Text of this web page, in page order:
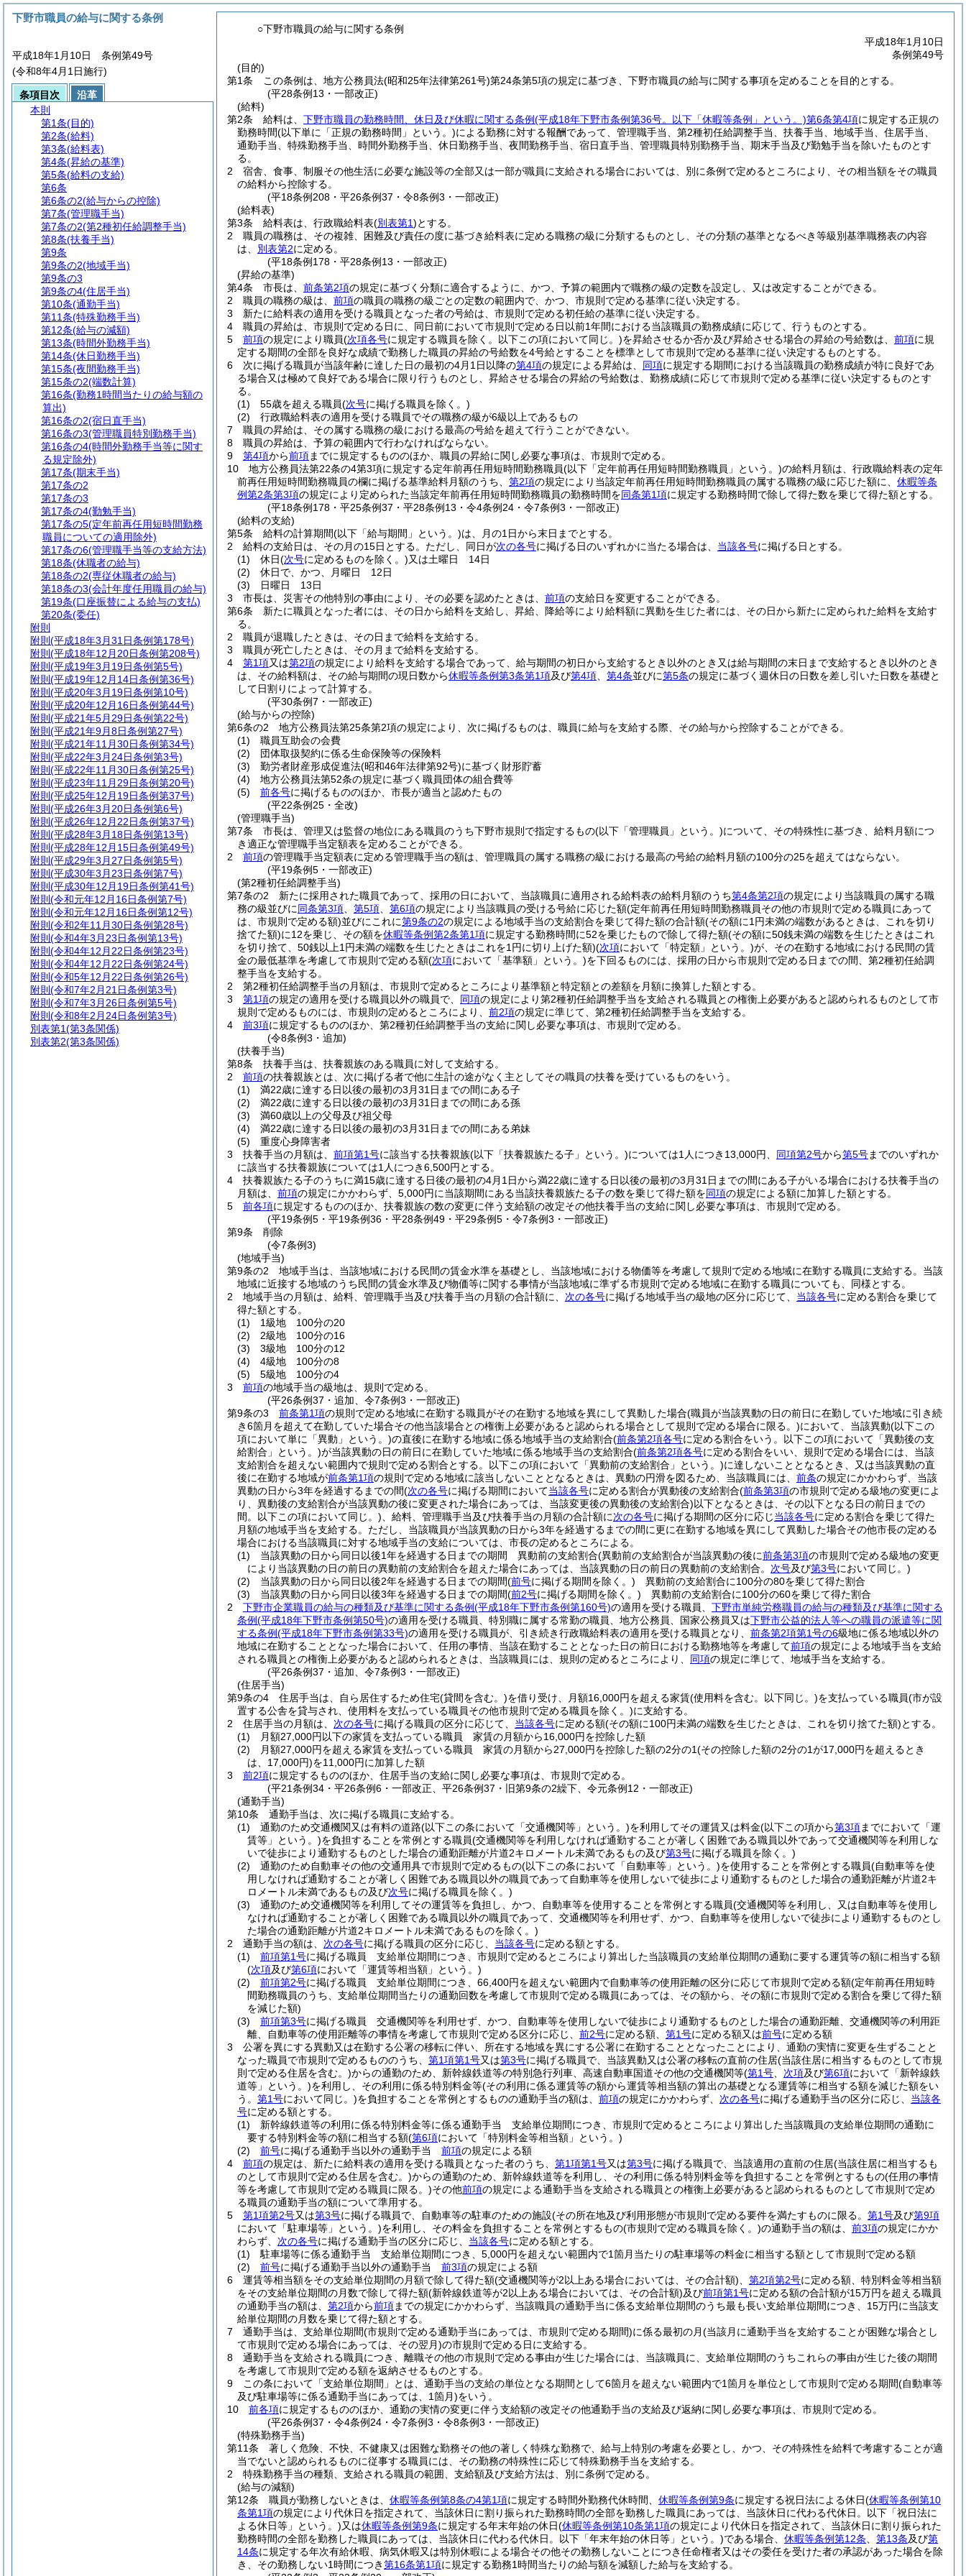
○下野市職員の給与に関する条例
平成18年1月10日
条例第49号
(目的)
第1条
この条例は、地方公務員法(昭和25年法律第261号)第24条第5項の規定に基づき、下野市職員の給与に関する事項を定めることを目的とする。
(平28条例13・一部改正)
(給料)
第2条
給料は、 下野市職員の勤務時間、休日及び休暇に関する条例(平成18年下野市条例第36号。以下「休暇等条例」という。)第6条第4項に規定する正規の
勤務時間(以下単に「正規の勤務時間」という。)による勤務に対する報酬であって、管理職手当、第2種初任給調整手当、扶養手当、地域手当、住居手当、
通勤手当、特殊勤務手当、時間外勤務手当、休日勤務手当、夜間勤務手当、宿日直手当、管理職員特別勤務手当、期末手当及び勤勉手当を除いたものとす
る。
2
宿舎、食事、制服その他生活に必要な施設等の全部又は一部が職員に支給される場合においては、別に条例で定めるところにより、その相当額をその職員
の給料から控除する。
(平18条例208・平26条例37・令8条例3・一部改正)
(給料表)
第3条
給料表は、行政職給料表(別表第1)とする。
2
職員の職務は、その複雑、困難及び責任の度に基づき給料表に定める職務の級に分類するものとし、その分類の基準となるべき等級別基準職務表の内容
は、 別表第2に定める。
(平18条例178・平28条例13・一部改正)
(昇給の基準)
第4条
市長は、 前条第2項の規定に基づく分類に適合するように、かつ、予算の範囲内で職務の級の定数を設定し、又は改定することができる。
2
職員の職務の級は、 前項の職員の職務の級ごとの定数の範囲内で、かつ、市規則で定める基準に従い決定する。
3
新たに給料表の適用を受ける職員となった者の号給は、市規則で定める初任給の基準に従い決定する。
4
職員の昇給は、市規則で定める日に、同日前において市規則で定める日以前1年間における当該職員の勤務成績に応じて、行うものとする。
5
前項の規定により職員(次項各号に規定する職員を除く。以下この項において同じ。)を昇給させるか否か及び昇給させる場合の昇給の号給数は、 前項に規
定する期間の全部を良好な成績で勤務した職員の昇給の号給数を4号給とすることを標準として市規則で定める基準に従い決定するものとする。
6
次に掲げる職員が当該年齢に達した日の最初の4月1日以降の第4項の規定による昇給は、 同項に規定する期間における当該職員の勤務成績が特に良好であ
る場合又は極めて良好である場合に限り行うものとし、昇給させる場合の昇給の号給数は、勤務成績に応じて市規則で定める基準に従い決定するものとす
る。
(1)
55歳を超える職員(次号に掲げる職員を除く。)
(2)
行政職給料表の適用を受ける職員でその職務の級が6級以上であるもの
7
職員の昇給は、その属する職務の級における最高の号給を超えて行うことができない。
8
職員の昇給は、予算の範囲内で行わなければならない。
9
第4項から前項までに規定するもののほか、職員の昇給に関し必要な事項は、市規則で定める。
10
地方公務員法第22条の4第3項に規定する定年前再任用短時間勤務職員(以下「定年前再任用短時間勤務職員」という。)の給料月額は、行政職給料表の定年
前再任用短時間勤務職員の欄に掲げる基準給料月額のうち、 第2項の規定により当該定年前再任用短時間勤務職員の属する職務の級に応じた額に、 休暇等条
例第2条第3項の規定により定められた当該定年前再任用短時間勤務職員の勤務時間を同条第1項に規定する勤務時間で除して得た数を乗じて得た額とする。
(平18条例178・平25条例37・平28条例13・令4条例24・令7条例3・一部改正)
(給料の支給)
第5条
給料の計算期間(以下「給与期間」という。)は、月の1日から末日までとする。
2
給料の支給日は、その月の15日とする。 ただし、同日が次の各号に掲げる日のいずれかに当たる場合は、 当該各号に掲げる日とする。
(1)
休日(次号に定めるものを除く。)又は土曜日 14日
(2)
休日で、かつ、月曜日 12日
(3)
日曜日 13日
3
市長は、災害その他特別の事由により、その必要を認めたときは、 前項の支給日を変更することができる。
第6条
新たに職員となった者には、その日から給料を支給し、昇給、降給等により給料額に異動を生じた者には、その日から新たに定められた給料を支給す
る。
2
職員が退職したときは、その日まで給料を支給する。
3
職員が死亡したときは、その月まで給料を支給する。
4
第1項又は第2項の規定により給料を支給する場合であって、給与期間の初日から支給するとき以外のとき又は給与期間の末日まで支給するとき以外のとき
は、その給料額は、その給与期間の現日数から休暇等条例第3条第1項及び第4項 第4条並びに第5条の規定に基づく週休日の日数を差し引いた日数を基礎と
して日割りによって計算する。
(平30条例7・一部改正)
(給与からの控除)
第6条の2
地方公務員法第25条第2項の規定により、次に掲げるものは、職員に給与を支給する際、その給与から控除することができる。
(1)
職員互助会の会費
(2)
団体取扱契約に係る生命保険等の保険料
(3)
勤労者財産形成促進法(昭和46年法律第92号)に基づく財形貯蓄
(4)
地方公務員法第52条の規定に基づく職員団体の組合費等
(5)
前各号に掲げるもののほか、市長が適当と認めたもの
(平22条例25・全改)
(管理職手当)
第7条
市長は、管理又は監督の地位にある職員のうち下野市規則で指定するもの(以下「管理職員」という。)について、その特殊性に基づき、給料月額につ
き適正な管理職手当定額表を定めることができる。
2
前項の管理職手当定額表に定める管理職手当の額は、管理職員の属する職務の級における最高の号給の給料月額の100分の25を超えてはならない。
(平19条例5・一部改正)
(第2種初任給調整手当)
第7条の2
新たに採用された職員であって、採用の日において、当該職員に適用される給料表の給料月額のうち第4条第2項の規定により当該職員の属する職
務の級並びに同条第3項 第5項 第6項の規定により当該職員の受ける号給に応じた額(定年前再任用短時間勤務職員その他の市規則で定める職員にあって
は、市規則で定める額)並びにこれに第9条の2の規定による地域手当の支給割合を乗じて得た額の合計額(その額に1円未満の端数があるときは、これを切り
捨てた額)に12を乗じ、その額を休暇等条例第2条第1項に規定する勤務時間に52を乗じたもので除して得た額(その額に50銭未満の端数を生じたときはこれ
を切り捨て、50銭以上1円未満の端数を生じたときはこれを1円に切り上げた額)(次項において「特定額」という。)が、その在勤する地域における民間の賃
金の最低基準を考慮して市規則で定める額(次項において「基準額」という。)を下回るものには、採用の日から市規則で定める日までの間、第2種初任給調
整手当を支給する。
2
第2種初任給調整手当の月額は、市規則で定めるところにより基準額と特定額との差額を月額に換算した額とする。
3
第1項の規定の適用を受ける職員以外の職員で、 同項の規定により第2種初任給調整手当を支給される職員との権衡上必要があると認められるものとして市
規則で定めるものには、市規則の定めるところにより、 前2項の規定に準じて、第2種初任給調整手当を支給する。
4
前3項に規定するもののほか、第2種初任給調整手当の支給に関し必要な事項は、市規則で定める。
(令8条例3・追加)
(扶養手当)
第8条
扶養手当は、扶養親族のある職員に対して支給する。
2
前項の扶養親族とは、次に掲げる者で他に生計の途がなく主としてその職員の扶養を受けているものをいう。
(1)
満22歳に達する日以後の最初の3月31日までの間にある子
(2)
満22歳に達する日以後の最初の3月31日までの間にある孫
(3)
満60歳以上の父母及び祖父母
(4)
満22歳に達する日以後の最初の3月31日までの間にある弟妹
(5)
重度心身障害者
3
扶養手当の月額は、 前項第1号に該当する扶養親族(以下「扶養親族たる子」という。)については1人につき13,000円、 同項第2号から第5号までのいずれか
に該当する扶養親族については1人につき6,500円とする。
4
扶養親族たる子のうちに満15歳に達する日後の最初の4月1日から満22歳に達する日以後の最初の3月31日までの間にある子がいる場合における扶養手当の
月額は、 前項の規定にかかわらず、5,000円に当該期間にある当該扶養親族たる子の数を乗じて得た額を同項の規定による額に加算した額とする。
5
前各項に規定するもののほか、扶養親族の数の変更に伴う支給額の改定その他扶養手当の支給に関し必要な事項は、市規則で定める。
(平19条例5・平19条例36・平28条例49・平29条例5・令7条例3・一部改正)
第9条
削除
(令7条例3)
(地域手当)
第9条の2
地域手当は、当該地域における民間の賃金水準を基礎とし、当該地域における物価等を考慮して規則で定める地域に在勤する職員に支給する。 当該
地域に近接する地域のうち民間の賃金水準及び物価等に関する事情が当該地域に準ずる市規則で定める地域に在勤する職員についても、同様とする。
2
地域手当の月額は、給料、管理職手当及び扶養手当の月額の合計額に、 次の各号に掲げる地域手当の級地の区分に応じて、 当該各号に定める割合を乗じて
得た額とする。
(1)
1級地 100分の20
(2)
2級地 100分の16
(3)
3級地 100分の12
(4)
4級地 100分の8
(5)
5級地 100分の4
3
前項の地域手当の級地は、規則で定める。
(平26条例37・追加、令7条例3・一部改正)
第9条の3
前条第1項の規則で定める地域に在勤する職員がその在勤する地域を異にして異動した場合(職員が当該異動の日の前日に在勤していた地域に引き続
き6箇月を超えて在勤していた場合その他当該場合との権衡上必要があると認められる場合として規則で定める場合に限る。)において、当該異動(以下この
項において単に「異動」という。)の直後に在勤する地域に係る地域手当の支給割合(前条第2項各号に定める割合をいう。以下この項において「異動後の支
給割合」という。)が当該異動の日の前日に在勤していた地域に係る地域手当の支給割合(前条第2項各号に定める割合をいい、規則で定める場合には、当該
支給割合を超えない範囲内で規則で定める割合とする。以下この項において「異動前の支給割合」という。)に達しないこととなるとき、又は当該異動の直
後に在勤する地域が前条第1項の規則で定める地域に該当しないこととなるときは、異動の円滑を図るため、当該職員には、 前条の規定にかかわらず、当該
異動の日から3年を経過するまでの間(次の各号に掲げる期間において当該各号に定める割合が異動後の支給割合(前条第3項の市規則で定める級地の変更によ
り、異動後の支給割合が当該異動の後に変更された場合にあっては、当該変更後の異動後の支給割合)以下となるときは、その以下となる日の前日までの
間。以下この項において同じ。) 、給料、管理職手当及び扶養手当の月額の合計額に次の各号に掲げる期間の区分に応じ当該各号に定める割合を乗じて得た
月額の地域手当を支給する。 ただし、当該職員が当該異動の日から3年を経過するまでの間に更に在勤する地域を異にして異動した場合その他市長の定める
場合における当該職員に対する地域手当の支給については、市長の定めるところによる。
(1)
当該異動の日から同日以後1年を経過する日までの期間 異動前の支給割合(異動前の支給割合が当該異動の後に前条第3項の市規則で定める級地の変更
により当該異動の日の前日の異動前の支給割合を超えた場合にあっては、当該異動の日の前日の異動前の支給割合。 次号及び第3号において同じ。)
(2)
当該異動の日から同日以後2年を経過する日までの期間(前号に掲げる期間を除く。) 異動前の支給割合に100分の80を乗じて得た割合
(3)
当該異動の日から同日以後3年を経過する日までの期間(前2号に掲げる期間を除く。) 異動前の支給割合に100分の60を乗じて得た割合
2
下野市企業職員の給与の種類及び基準に関する条例(平成18年下野市条例第160号)の適用を受ける職員、 下野市単純労務職員の給与の種類及び基準に関する
条例(平成18年下野市条例第50号)の適用を受ける職員、特別職に属する常勤の職員、地方公務員、国家公務員又は下野市公益的法人等への職員の派遣等に関
する条例(平成18年下野市条例第33号)の適用を受ける職員が、引き続き行政職給料表の適用を受ける職員となり、 前条第2項第1号の6級地に係る地域以外の
地域に在勤することとなった場合において、任用の事情、当該在勤することとなった日の前日における勤務地等を考慮して前項の規定による地域手当を支給
される職員との権衡上必要があると認められるときは、当該職員には、規則の定めるところにより、 同項の規定に準じて、地域手当を支給する。
(平26条例37・追加、令7条例3・一部改正)
(住居手当)
第9条の4
住居手当は、自ら居住するため住宅(貸間を含む。)を借り受け、月額16,000円を超える家賃(使用料を含む。以下同じ。)を支払っている職員(市が設
置する公舎を貸与され、使用料を支払っている職員その他市規則で定める職員を除く。)に支給する。
2
住居手当の月額は、 次の各号に掲げる職員の区分に応じて、 当該各号に定める額(その額に100円未満の端数を生じたときは、これを切り捨てた額)とする。
(1)
月額27,000円以下の家賃を支払っている職員 家賃の月額から16,000円を控除した額
(2)
月額27,000円を超える家賃を支払っている職員 家賃の月額から27,000円を控除した額の2分の1(その控除した額の2分の1が17,000円を超えるとき
は、17,000円)を11,000円に加算した額
3
前2項に規定するもののほか、住居手当の支給に関し必要な事項は、市規則で定める。
(平21条例34・平26条例6・一部改正、平26条例37・旧第9条の2繰下、令元条例12・一部改正)
(通勤手当)
第10条
通勤手当は、次に掲げる職員に支給する。
(1)
通勤のため交通機関又は有料の道路(以下この条において「交通機関等」という。)を利用してその運賃又は料金(以下この項から第3項までにおいて「運
賃等」という。)を負担することを常例とする職員(交通機関等を利用しなければ通勤することが著しく困難である職員以外であって交通機関等を利用しな
いで徒歩により通勤するものとした場合の通勤距離が片道2キロメートル未満であるもの及び第3号に掲げる職員を除く。)
(2)
通勤のため自動車その他の交通用具で市規則で定めるもの(以下この条において「自動車等」という。)を使用することを常例とする職員(自動車等を使
用しなければ通勤することが著しく困難である職員以外の職員であって自動車等を使用しないで徒歩により通勤するものとした場合の通勤距離が片道2キ
ロメートル未満であるもの及び次号に掲げる職員を除く。)
(3)
通勤のため交通機関等を利用してその運賃等を負担し、かつ、自動車等を使用することを常例とする職員(交通機関等を利用し、又は自動車等を使用し
なければ通勤することが著しく困難である職員以外の職員であって、交通機関等を利用せず、かつ、自動車等を使用しないで徒歩により通勤するものとし
た場合の通勤距離が片道2キロメートル未満であるものを除く。)
2
通勤手当の額は、 次の各号に掲げる職員の区分に応じ、 当該各号に定める額とする。
(1)
前項第1号に掲げる職員 支給単位期間につき、市規則で定めるところにより算出した当該職員の支給単位期間の通勤に要する運賃等の額に相当する額
(次項及び第6項において「運賃等相当額」という。)
(2)
前項第2号に掲げる職員 支給単位期間につき、66,400円を超えない範囲内で自動車等の使用距離の区分に応じて市規則で定める額(定年前再任用短時
間勤務職員のうち、支給単位期間当たりの通勤回数を考慮して市規則で定める職員にあっては、その額から、その額に市規則で定める割合を乗じて得た額
を減じた額)
(3)
前項第3号に掲げる職員 交通機関等を利用せず、かつ、自動車等を使用しないで徒歩により通勤するものとした場合の通勤距離、交通機関等の利用距
離、自動車等の使用距離等の事情を考慮して市規則で定める区分に応じ、 前2号に定める額、 第1号に定める額又は前号に定める額
3
公署を異にする異動又は在勤する公署の移転に伴い、所在する地域を異にする公署に在勤することとなったことにより、通勤の実情に変更を生ずることと
なった職員で市規則で定めるもののうち、 第1項第1号又は第3号に掲げる職員で、当該異動又は公署の移転の直前の住居(当該住居に相当するものとして市規
則で定める住居を含む。)からの通勤のため、新幹線鉄道等の特別急行列車、高速自動車国道その他の交通機関等(第1号 次項及び第6項において「新幹線鉄
道等」という。)を利用し、その利用に係る特別料金等(その利用に係る運賃等の額から運賃等相当額の算出の基礎となる運賃等に相当する額を減じた額をい
う。 第1号において同じ。)を負担することを常例とするものの通勤手当の額は、 前項の規定にかかわらず、 次の各号に掲げる通勤手当の区分に応じ、 当該各
号に定める額とする。
(1)
新幹線鉄道等の利用に係る特別料金等に係る通勤手当 支給単位期間につき、市規則で定めるところにより算出した当該職員の支給単位期間の通勤に
要する特別料金等の額に相当する額(第6項において「特別料金等相当額」という。)
(2)
前号に掲げる通勤手当以外の通勤手当 前項の規定による額
4
前項の規定は、新たに給料表の適用を受ける職員となった者のうち、 第1項第1号又は第3号に掲げる職員で、当該適用の直前の住居(当該住居に相当するも
のとして市規則で定める住居を含む。)からの通勤のため、新幹線鉄道等を利用し、その利用に係る特別料金等を負担することを常例とするもの(任用の事情
等を考慮して市規則で定める職員に限る。)その他前項の規定による通勤手当を支給される職員との権衡上必要があると認められるものとして市規則で定め
る職員の通勤手当の額について準用する。
5
第1項第2号又は第3号に掲げる職員で、自動車等の駐車のための施設(その所在地及び利用形態が市規則で定める要件を満たすものに限る。 第1号及び第9項
において「駐車場等」という。)を利用し、その料金を負担することを常例とするもの(市規則で定める職員を除く。)の通勤手当の額は、 前3項の規定にかか
わらず、 次の各号に掲げる通勤手当の区分に応じ、 当該各号に定める額とする。
(1)
駐車場等に係る通勤手当 支給単位期間につき、5,000円を超えない範囲内で1箇月当たりの駐車場等の料金に相当する額として市規則で定める額
(2)
前号に掲げる通勤手当以外の通勤手当 前3項の規定による額
6
運賃等相当額をその支給単位期間の月額で除して得た額(交通機関等が2以上ある場合においては、その合計額) 第2項第2号に定める額、特別料金等相当額
をその支給単位期間の月数で除して得た額(新幹線鉄道等が2以上ある場合においては、その合計額)及び前項第1号に定める額の合計額が15万円を超える職員
の通勤手当の額は、 第2項から前項までの規定にかかわらず、当該職員の通勤手当に係る支給単位期間のうち最も長い支給単位期間につき、15万円に当該支
給単位期間の月数を乗じて得た額とする。
7
通勤手当は、支給単位期間(市規則で定める通勤手当にあっては、市規則で定める期間)に係る最初の月(当該月に通勤手当を支給することが困難な場合とし
て市規則で定める場合にあっては、その翌月)の市規則で定める日に支給する。
8
通勤手当を支給される職員につき、離職その他の市規則で定める事由が生じた場合には、当該職員に、支給単位期間のうちこれらの事由が生じた後の期間
を考慮して市規則で定める額を返納させるものとする。
9
この条において「支給単位期間」とは、通勤手当の支給の単位となる期間として6箇月を超えない範囲内で1箇月を単位として市規則で定める期間(自動車等
及び駐車場等に係る通勤手当にあっては、1箇月)をいう。
10
前各項に規定するもののほか、通勤の実情の変更に伴う支給額の改定その他通勤手当の支給及び返納に関し必要な事項は、市規則で定める。
(平26条例37・令4条例24・令7条例3・令8条例3・一部改正)
(特殊勤務手当)
第11条
著しく危険、不快、不健康又は困難な勤務その他の著しく特殊な勤務で、給与上特別の考慮を必要とし、かつ、その特殊性を給料で考慮することが適
当でないと認められるものに従事する職員には、その勤務の特殊性に応じて特殊勤務手当を支給する。
2
特殊勤務手当の種類、支給される職員の範囲、支給額及び支給方法は、別に条例で定める。
(給与の減額)
第12条
職員が勤務しないときは、 休暇等条例第8条の4第1項に規定する時間外勤務代休時間、 休暇等条例第9条に規定する祝日法による休日(休暇等条例第10
条第1項の規定により代休日を指定されて、当該休日に割り振られた勤務時間の全部を勤務した職員にあっては、当該休日に代わる代休日。以下「祝日法に
よる休日等」という。)又は休暇等条例第9条に規定する年末年始の休日(休暇等条例第10条第1項の規定により代休日を指定されて、当該休日に割り振られた
勤務時間の全部を勤務した職員にあっては、当該休日に代わる代休日。以下「年末年始の休日等」という。)である場合、 休暇等条例第12条 第13条及び第
14条に規定する年次有給休暇、病気休暇又は特別休暇による場合その他その勤務しないことにつき任命権者又はその委任を受けた者の承認があった場合を除
き、その勤務しない1時間につき第16条第1項に規定する勤務1時間当たりの給与額を減額した給与を支給する。
下野市職員の給与に関する条例
平成18年1月10日 条例第49号
(令和8年4月1日施行)
条項目次
沿革
本則
第1条(目的)
第2条(給料)
第3条(給料表)
第4条(昇給の基準)
第5条(給料の支給)
第6条
第6条の2(給与からの控除)
第7条(管理職手当)
第7条の2(第2種初任給調整手当)
第8条(扶養手当)
第9条
第9条の2(地域手当)
第9条の3
第9条の4(住居手当)
第10条(通勤手当)
第11条(特殊勤務手当)
第12条(給与の減額)
第13条(時間外勤務手当)
第14条(休日勤務手当)
第15条(夜間勤務手当)
第15条の2(端数計算)
第16条(勤務1時間当たりの給与額の
算出)
第16条の2(宿日直手当)
第16条の3(管理職員特別勤務手当)
第16条の4(時間外勤務手当等に関す
る規定除外)
第17条(期末手当)
第17条の2
第17条の3
第17条の4(勤勉手当)
第17条の5(定年前再任用短時間勤務
職員についての適用除外)
第17条の6(管理職手当等の支給方法)
第18条(休職者の給与)
第18条の2(専従休職者の給与)
第18条の3(会計年度任用職員の給与)
第19条(口座振替による給与の支払)
第20条(委任)
附則
附則 (平成18年3月31日条例第178号)
附則 (平成18年12月20日条例第208号)
附則 (平成19年3月19日条例第5号)
附則 (平成19年12月14日条例第36号)
附則 (平成20年3月19日条例第10号)
附則 (平成20年12月16日条例第44号)
附則 (平成21年5月29日条例第22号)
附則 (平成21年9月8日条例第27号)
附則 (平成21年11月30日条例第34号)
附則 (平成22年3月24日条例第3号)
附則 (平成22年11月30日条例第25号)
附則 (平成23年11月29日条例第20号)
附則 (平成25年12月19日条例第37号)
附則 (平成26年3月20日条例第6号)
附則 (平成26年12月22日条例第37号)
附則 (平成28年3月18日条例第13号)
附則 (平成28年12月15日条例第49号)
附則 (平成29年3月27日条例第5号)
附則 (平成30年3月23日条例第7号)
附則 (平成30年12月19日条例第41号)
附則 (令和元年12月16日条例第7号)
附則 (令和元年12月16日条例第12号)
附則 (令和2年11月30日条例第28号)
附則 (令和4年3月23日条例第13号)
附則 (令和4年12月22日条例第23号)
附則 (令和4年12月22日条例第24号)
附則 (令和5年12月22日条例第26号)
附則 (令和7年2月21日条例第3号)
附則 (令和7年3月26日条例第5号)
附則 (令和8年2月24日条例第3号)
別表第1(第3条関係)
別表第2(第3条関係)